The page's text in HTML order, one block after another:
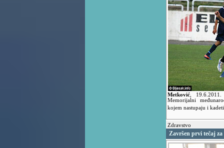
Metković
Memorijalni
kojem nastupaju i
Zdravstvo
Završen prvi tečaj